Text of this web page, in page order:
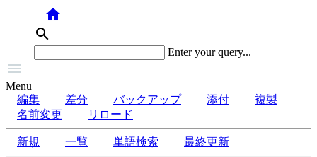
home
search
Enter your query...

Menu
編集
差分 バックアップ 添付
複製
名前変更
リロード
新規 一覧 単語検索 最終更新